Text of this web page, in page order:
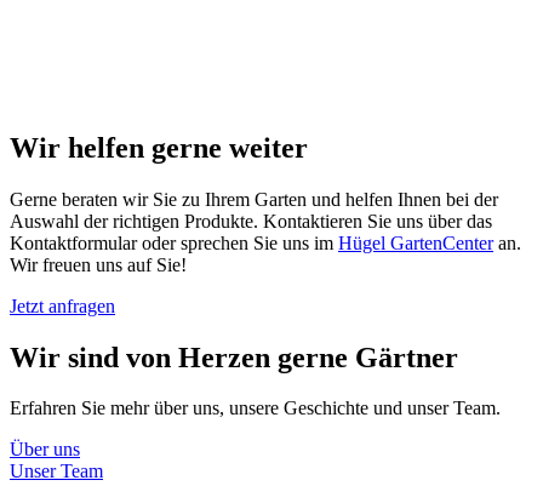
Wir helfen gerne weiter
Gerne beraten wir Sie zu Ihrem Garten und helfen Ihnen bei der
Auswahl der richtigen Produkte. Kontaktieren Sie uns über das
Kontaktformular oder sprechen Sie uns im Hügel GartenCenteran.
Wir freuen uns auf Sie!
Jetzt anfragen
Wir sind von Herzen gerne Gärtner
Erfahren Sie mehr über uns, unsere Geschichte und unser Team.
Über uns
Unser Team